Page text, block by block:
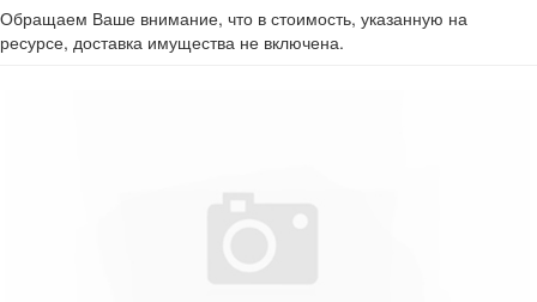
Обращаем Ваше внимание, что в стоимость, указанную на
ресурсе, доставка имущества не включена.